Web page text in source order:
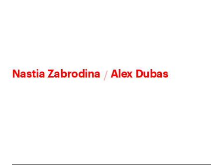
Nastia Zabrodina / Alex Dubas